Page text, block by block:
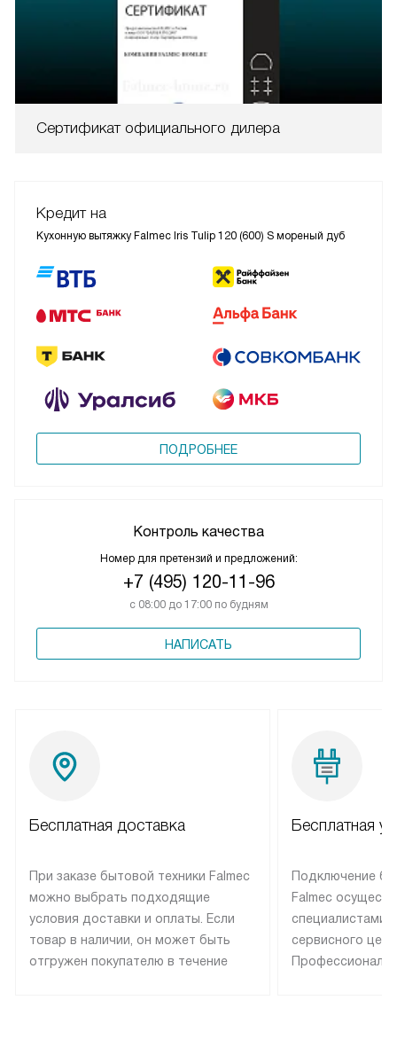
Сертификат официального дилера
Кредит на
Кухонную вытяжку Falmec Iris Tulip 120 (600) S мореный дуб
ПОДРОБНЕЕ
Контроль качества
Номер для претензий и предложений:
+7 (495) 120-11-96
с 08:00 до 17:00 по будням
НАПИСАТЬ
Бесплатная доставка
При заказе бытовой техники Falmec
можно выбрать подходящие
условия доставки и оплаты. Если
товар в наличии, он может быть
отгружен покупателю в течение
Бесплатная
Подключение
Falmec
специалистами
сервисного